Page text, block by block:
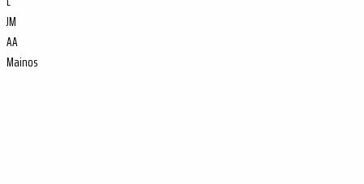
JM
AA
Mainos